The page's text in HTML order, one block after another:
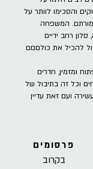
והסכימו לוותר על
המשפחה
רחב ידיים
להכיל את כולםםם
ומזמין, חדרים
וכל זה בתיבול של
ועם זאת עדיין
פרסומים
בקרוב